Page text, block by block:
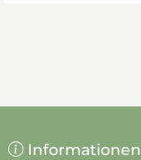
Informationen